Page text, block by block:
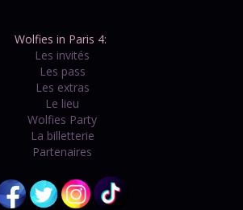
Wolfies in Paris 4:
Les invités
Les pass
Les extras
Le lieu
Wolfies Party
La billetterie
Partenaires